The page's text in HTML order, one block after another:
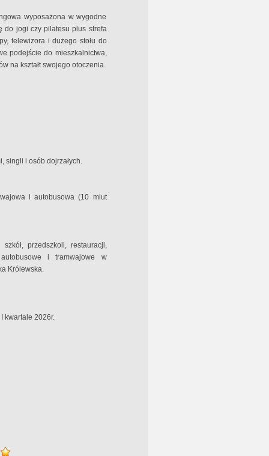
wyposażona w wygodne
do jogi czy pilatesu plus strefa
telewizora i dużego stołu do
podejście do mieszkalnictwa,
na kształt swojego otoczenia.
singli i osób dojrzałych.
i autobusowa (10 miut
przedszkoli, restauracji,
autobusowe i tramwajowe w
Królewska.
kwartale 2026r.